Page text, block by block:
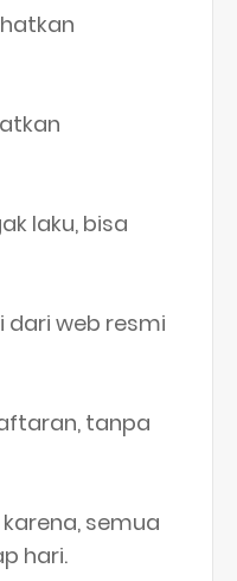
laku, bisa
web resmi
tanpa
semua
hari.